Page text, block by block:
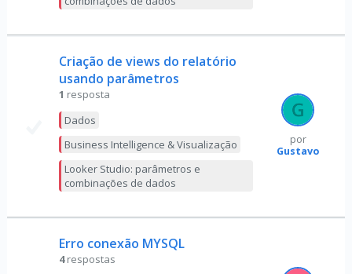
Criação de views do relatório
usando parâmetros
1 resposta
Dados
Business Intelligence & Visualização
Looker Studio: parâmetros e
combinações de dados
por
Gustavo
Erro conexão MYSQL
4 respostas